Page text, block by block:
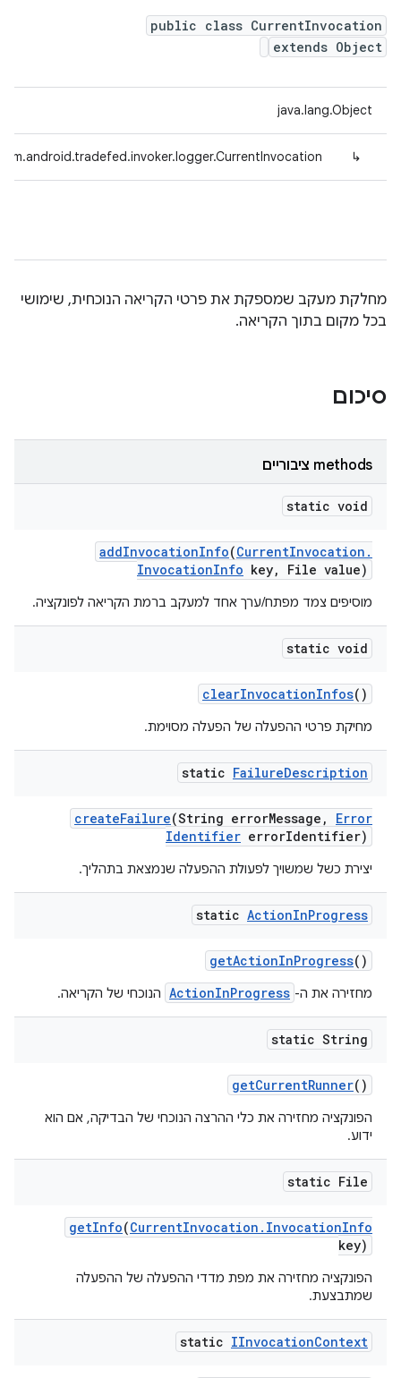
public class CurrentInvocation
extends Object
java.lang.Object
↳
מחלקת מעקב שמספקת את פרטי הקריאה הנוכחית, שימושי
בכל מקום בתוך הקריאה.
סיכום
‫methods ציבוריים
static void
addInvocationInfo(CurrentInvocation .
InvocationInfo key, File value)
מוסיפים צמד מפתח/ערך אחד למעקב ברמת הקריאה לפונקציה.
static void
clearInvocationInfos()
מחיקת פרטי ההפעלה של הפעלה מסוימת.
static FailureDescription
createFailure(String errorMessage ,
Error
Identifier errorIdentifier)
יצירת כשל שמשויך לפעולת ההפעלה שנמצאת בתהליך.
static ActionInProgress
getActionInProgress()
מחזירה את ה- ActionInProgress הנוכחי של הקריאה.
static String
getCurrentRunner()
הפונקציה מחזירה את כלי ההרצה הנוכחי של הבדיקה, אם הוא
ידוע.
static File
getInfo(CurrentInvocation . InvocationInfo
key)
הפונקציה מחזירה את מפת מדדי ההפעלה של ההפעלה
שמתבצעת.
static IInvocationContext